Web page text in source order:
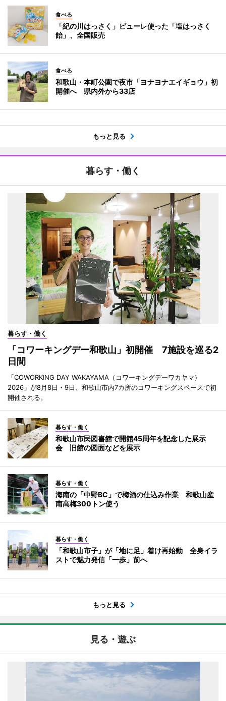
食べる
「紀の川はっさく」ピューレ使った「塩はっさく
飴」、全国販売
食べる
和歌山・本町公園で夜市「ヨナヨナエイギョウ」初
開催へ 県内外から33店
もっと見る
暮らす・働く
暮らす・働く
「コワーキングデー和歌山」初開催 7施設を巡る2
日間
「COWORKING DAY WAKAYAMA（コワーキングデーワカヤマ）
2026」が8月8日・9日、和歌山市内7カ所のコワーキングスペースで初
開催される。
暮らす・働く
和歌山市民図書館で開館45周年を記念した展示
会 旧館の図面などを展示
暮らす・働く
海南の「中野BC」で梅酒の仕込み作業 和歌山産
南高梅300トン使う
暮らす・働く
「和歌山市子」が「地に足」着け再始動 全身イラ
ストで魅力発信「一歩」前へ
もっと見る
見る・遊ぶ